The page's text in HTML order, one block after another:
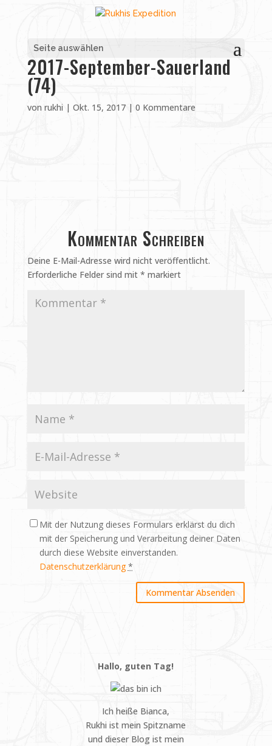
Seite auswählen
2017-September-Sauerland
(74)
von rukhi | Okt. 15, 2017| 0 Kommentare
Kommentar Schreiben
Deine E-Mail-Adresse wird nicht veröffentlicht.
Erforderliche Felder sind mit * markiert
Mit der Nutzung dieses Formulars erklärst du dich
mit der Speicherung und Verarbeitung deiner Daten
durch diese Website einverstanden.
Datenschutzerklärung *
Hallo, guten Tag!
Ich heiße Bianca,
Rukhi ist mein Spitzname
und dieser Blog ist mein